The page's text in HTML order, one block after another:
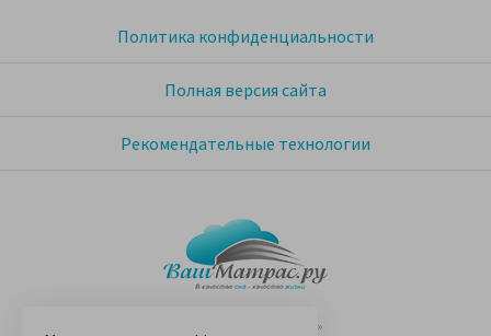
© 2005-2026 «Ваш матрас»
Политика конфиденциальности
Полная версия сайта
Рекомендательные технологии